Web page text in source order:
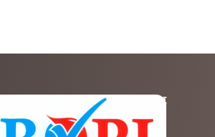
AFILIASI